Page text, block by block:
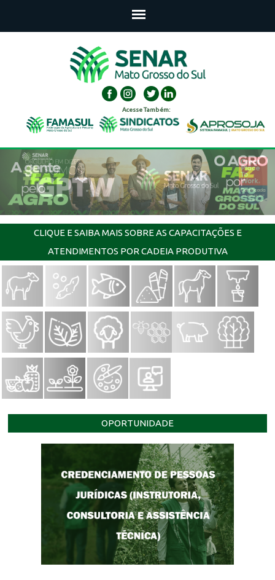
Acesse Também:
CLIQUE E SAIBA MAIS SOBRE AS CAPACITAÇÕES E
ATENDIMENTOS POR CADEIA PRODUTIVA
OPORTUNIDADE